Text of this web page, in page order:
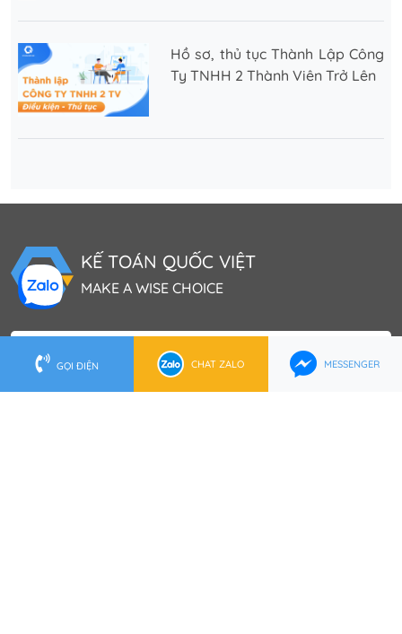
Hồ sơ, thủ tục Thành Lập Công
Ty TNHH 2 Thành Viên Trở Lên
KẾ TOÁN QUỐC VIỆT
MAKE A WISE CHOICE
Trụ Sở TP.HCM
202 Lê Lai, P. Bến Thành, Q.1, TP.HCM
GỌI ĐIỆN CHAT ZALO MESSENGER